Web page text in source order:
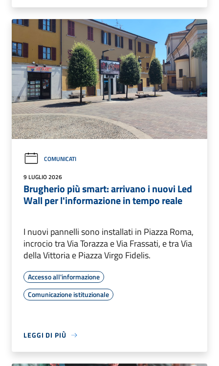
COMUNICATI
9 LUGLIO 2026
Brugherio più smart: arrivano i nuovi Led
Wall per l'informazione in tempo reale
I nuovi pannelli sono installati in Piazza Roma,
incrocio tra Via Torazza e Via Frassati, e tra Via
della Vittoria e Piazza Virgo Fidelis.
Accesso all'informazione
Comunicazione istituzionale
LEGGI DI PIÙ